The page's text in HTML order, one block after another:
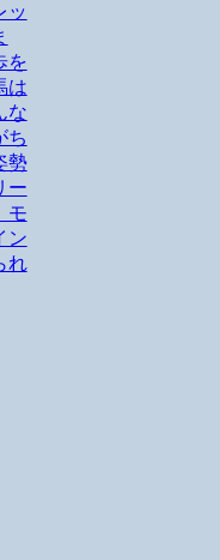
ッ
を
は
な
ち
勢
ー
モ
ン
れ